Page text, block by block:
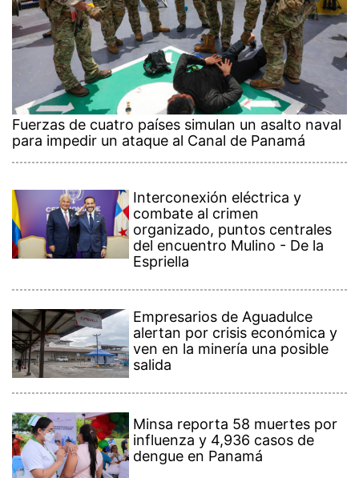
Fuerzas de cuatro países simulan un asalto naval
para impedir un ataque al Canal de Panamá
Interconexión eléctrica y
combate al crimen
organizado, puntos centrales
del encuentro Mulino - De la
Espriella
Empresarios de Aguadulce
alertan por crisis económica y
ven en la minería una posible
salida
Minsa reporta 58 muertes por
influenza y 4,936 casos de
dengue en Panamá